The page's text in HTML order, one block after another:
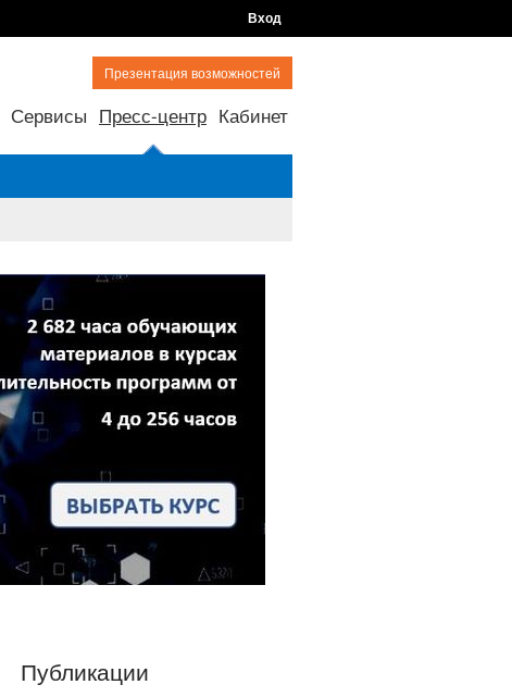
Вход
Презентация возможностей
Сервисы Пресс-центр Кабинет
Публикации